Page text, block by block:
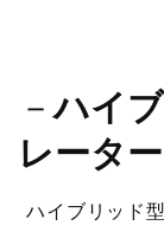
－ハイ
レーター
ハイブリッド